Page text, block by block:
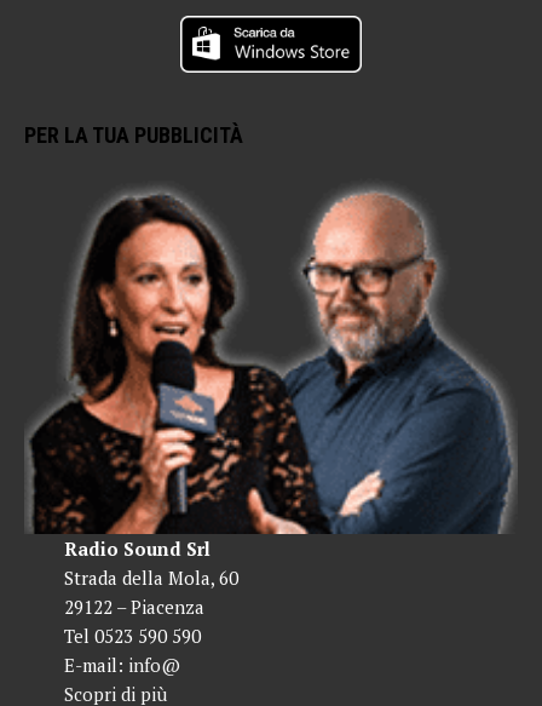
PER LA TUA PUBBLICITÀ
Radio Sound Srl
Strada della Mola, 60
29122 – Piacenza
Tel 0523 590 590
E-mail: info@
Scopri di più